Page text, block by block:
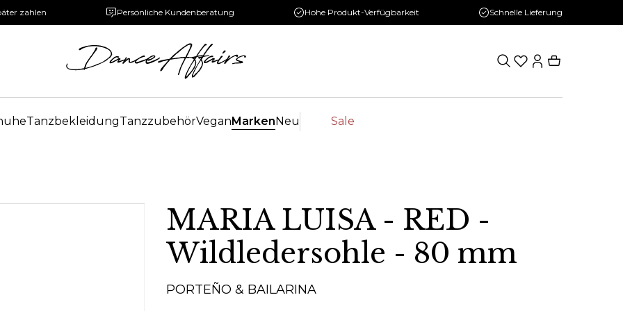
zahlen Persönliche Kundenberatung Hohe Produkt-Verfügbarkeit Schnelle Lieferung
TanzbekleidungTanzzubehörVeganMarkenNeu Sale
MARIA LUISA - RED -
Wildledersohle - 80 mm
PORTEÑO & BAILARINA